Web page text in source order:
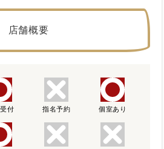
店舗概要
付 指名予約 個室あり